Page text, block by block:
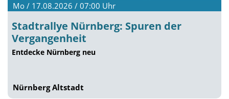
Mo / 17.08.2026 / 07:00 Uhr
Stadtrallye Nürnberg: Spuren der
Vergangenheit
Entdecke Nürnberg neu
Nürnberg Altstadt